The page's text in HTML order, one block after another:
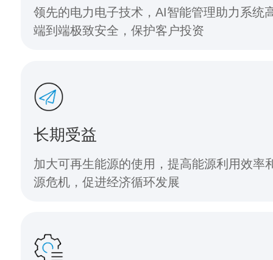
领先的电力电子技术，AI智能管理助力系统
端到端极致安全，保护客户投资
长期受益
加大可再生能源的使用，提高能源利用效率
源危机，促进经济循环发展